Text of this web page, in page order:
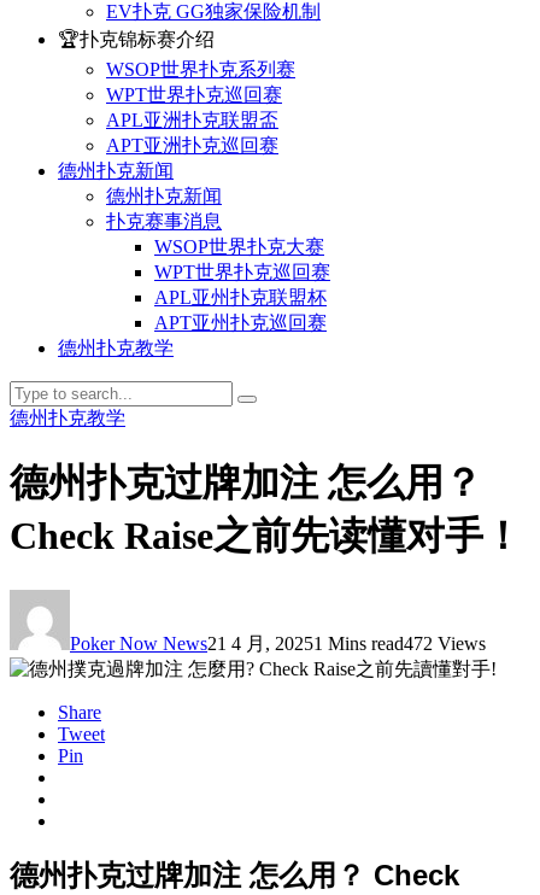
EV扑克 GG独家保险机制
🏆扑克锦标赛介绍
WSOP世界扑克系列赛
WPT世界扑克巡回赛
APL亚洲扑克联盟盃
APT亚洲扑克巡回赛
德州扑克新闻
德州扑克新闻
扑克赛事消息
WSOP世界扑克大赛
WPT世界扑克巡回赛
APL亚州扑克联盟杯
APT亚州扑克巡回赛
德州扑克教学
德州扑克教学
德州扑克过牌加注 怎么用？
Check Raise之前先读懂对手！
Poker Now News21 4 月, 20251 Mins read472 Views
Share
Tweet
Pin
德州扑克过牌加注 怎么用？ Check